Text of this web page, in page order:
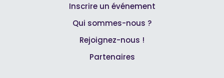
Inscrire un événement
Qui sommes-nous ?
Rejoignez-nous !
Partenaires